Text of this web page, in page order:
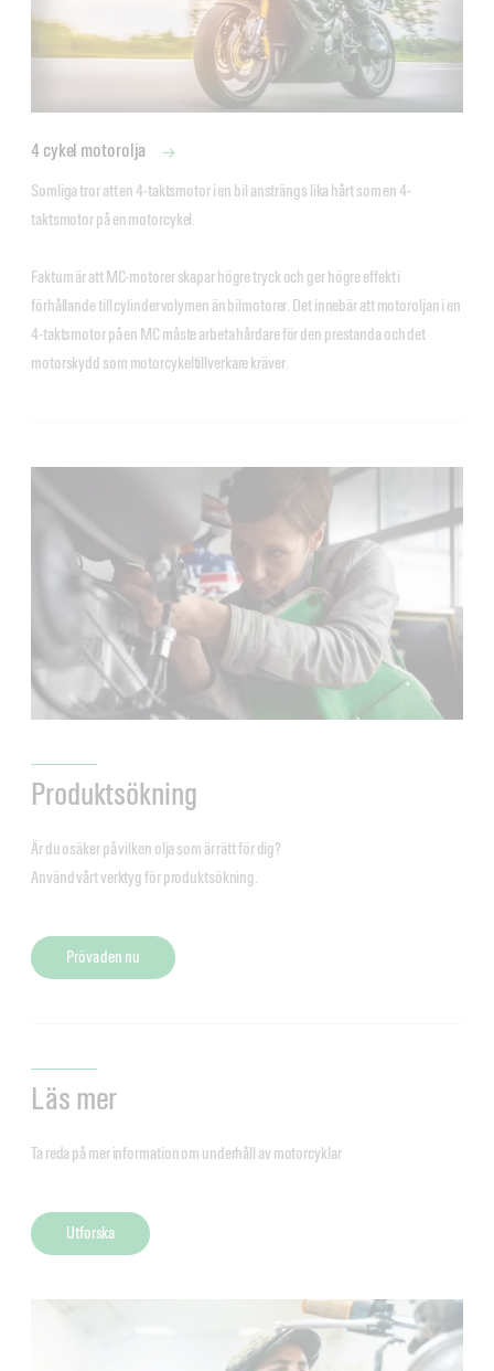
4 cykel motorolja
Somliga tror att en 4-taktsmotor i en bil ansträngs lika hårt som en 4-
taktsmotor på en motorcykel.
Faktum är att MC-motorer skapar högre tryck och ger högre effekt i
förhållande till cylindervolymen än bilmotorer. Det innebär att motoroljan i en
4-taktsmotor på en MC måste arbeta hårdare för den prestanda och det
motorskydd som motorcykeltillverkare kräver.
Produktsökning
Är du osäker på vilken olja som är rätt för dig?
Använd vårt verktyg för produktsökning.
Pröva den nu
Läs mer
Ta reda på mer information om underhåll av motorcyklar
Utforska